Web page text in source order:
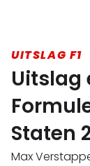
UITSLAG F1
Uitslag
Staten
Max